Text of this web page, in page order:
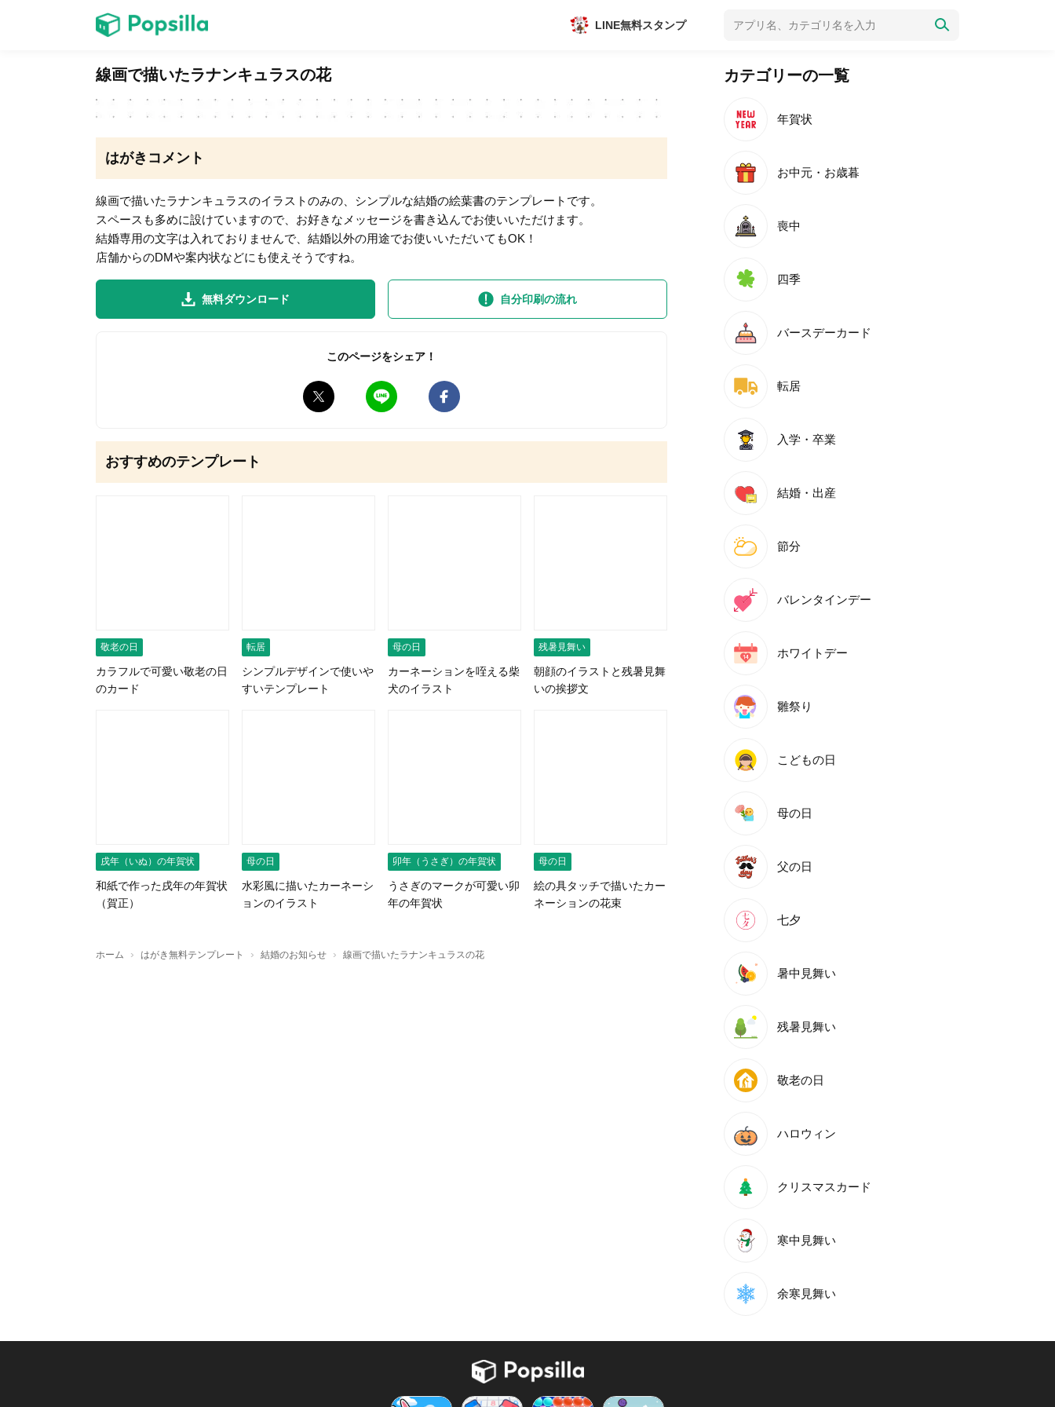
ゲーム 新作
LINE無料スタンプ
数独無料ゲーム
無料猫ミーム
LINE無料スタンプ
線画で描いたラナンキュラスの花
はがきコメント
線画で描いたラナンキュラスのイラストのみの、シンプルな結婚の絵葉書のテンプレートです。
スペースも多めに設けていますので、お好きなメッセージを書き込んでお使いいただけます。
結婚専用の文字は入れておりませんで、結婚以外の用途でお使いいただいてもOK！
店舗からのDMや案内状などにも使えそうですね。
無料ダウンロード 自分印刷の流れ
このページをシェア！
おすすめのテンプレート
敬老の日
カラフルで可愛い敬老の日
のカード
転居
シンプルデザインで使いや
すいテンプレート
母の日
カーネーションを咥える柴
犬のイラスト
残暑見舞い
朝顔のイラストと残暑見舞
いの挨拶文
戌年（いぬ）の年賀状
和紙で作った戌年の年賀状
（賀正）
母の日
水彩風に描いたカーネーシ
ョンのイラスト
卯年（うさぎ）の年賀状
うさぎのマークが可愛い卯
年の年賀状
母の日
絵の具タッチで描いたカー
ネーションの花束
ホーム › はがき無料テンプレート › 結婚のお知らせ › 線画で描いたラナンキュラスの花
カテゴリーの一覧
年賀状
お中元・お歳暮
喪中
四季
バースデーカード
転居
入学・卒業
結婚・出産
節分
バレンタインデー
ホワイトデー
雛祭り
こどもの日
母の日
父の日
七夕
暑中見舞い
残暑見舞い
敬老の日
ハロウィン
クリスマスカード
寒中見舞い
余寒見舞い